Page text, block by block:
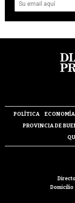
POLÍTICA ECONOMÍA
PROVINCIA DE
Domicilio